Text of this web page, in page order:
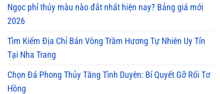
Ngọc phỉ thúy màu nào đắt nhất hiện nay? Bảng giá mới
2026
Tìm Kiếm Địa Chỉ Bán Vòng Trầm Hương Tự Nhiên Uy Tín
Tại Nha Trang
Chọn Đá Phong Thủy Tăng Tình Duyên: Bí Quyết Gỡ Rối Tơ
Hồng